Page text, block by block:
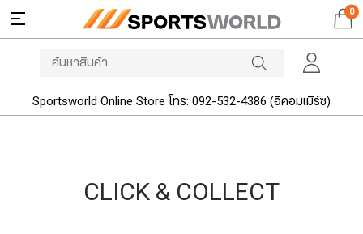
0
Sportsworld Online Store โทร: 092-532-4386 (อีคอมเมิร์ซ)
CLICK & COLLECT